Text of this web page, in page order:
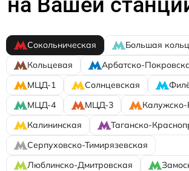
Сокольническая
Большая
Кольцевая
Арбатско-
МЦД-1
Солнцевская
МЦД-4
МЦД-3
Калининская
Таганско-
Серпуховско-Тимирязевская
Люблинско-Дмитровская